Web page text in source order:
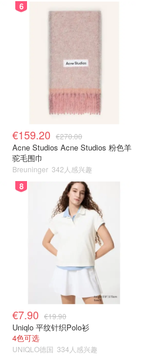
6
€159.20 €270.00
Acne Studios Acne Studios 粉色羊
驼毛围巾
Breuninger 342人感兴趣
8
€7.90 €19.90
Uniqlo 平纹针织Polo衫
4色可选
UNIQLO德国 334人感兴趣